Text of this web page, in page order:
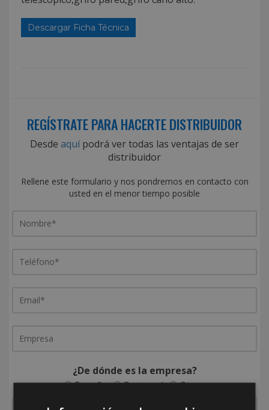
Descargar Ficha Técnica
REGÍSTRATE PARA HACERTE DISTRIBUIDOR
Desde aquípodrá ver todas las ventajas de ser
distribuidor
Rellene este formulario y nos pondremos en contacto con
usted en el menor tiempo posible
¿De dónde es la empresa?
España
Portugal Otros